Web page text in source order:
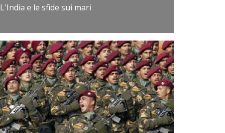
L'India e le sfide sui mari